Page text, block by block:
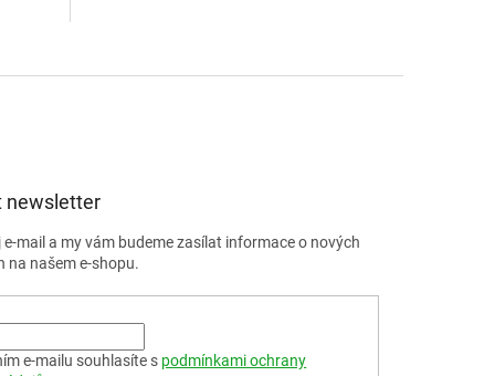
newsletter
e-mail a my vám budeme zasílat informace o nových
na našem e-shopu.
e-mailu souhlasíte s podmínkami ochrany